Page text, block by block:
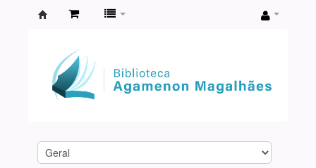
Agamenon
Magalhães